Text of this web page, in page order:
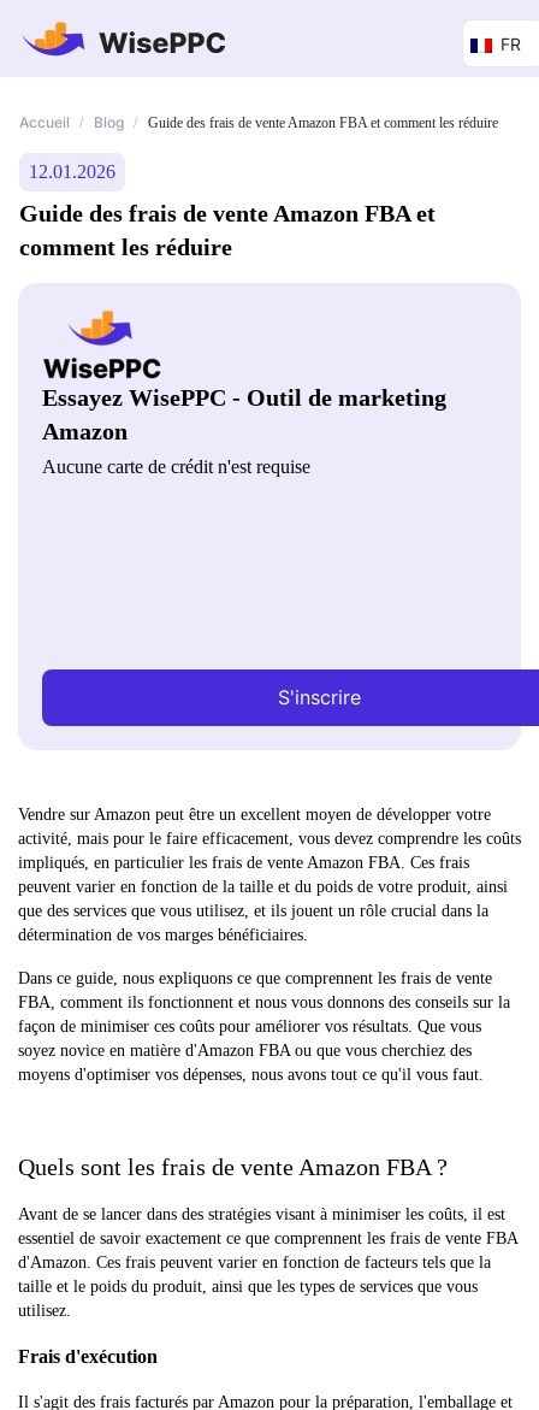
FR
Accueil / Blog / Guide des frais de vente Amazon FBA et comment les réduire
12.01.2026
Guide des frais de vente Amazon FBA et
comment les réduire
Essayez WisePPC - Outil de marketing
Amazon
Aucune carte de crédit n'est requise
S'inscrire
Vendre sur Amazon peut être un excellent moyen de développer votre
activité, mais pour le faire efficacement, vous devez comprendre les coûts
impliqués, en particulier les frais de vente Amazon FBA. Ces frais
peuvent varier en fonction de la taille et du poids de votre produit, ainsi
que des services que vous utilisez, et ils jouent un rôle crucial dans la
détermination de vos marges bénéficiaires.
Dans ce guide, nous expliquons ce que comprennent les frais de vente
FBA, comment ils fonctionnent et nous vous donnons des conseils sur la
façon de minimiser ces coûts pour améliorer vos résultats. Que vous
soyez novice en matière d'Amazon FBA ou que vous cherchiez des
moyens d'optimiser vos dépenses, nous avons tout ce qu'il vous faut.
Quels sont les frais de vente Amazon FBA ?
Avant de se lancer dans des stratégies visant à minimiser les coûts, il est
essentiel de savoir exactement ce que comprennent les frais de vente FBA
d'Amazon. Ces frais peuvent varier en fonction de facteurs tels que la
taille et le poids du produit, ainsi que les types de services que vous
utilisez.
Frais d'exécution
Il s'agit des frais facturés par Amazon pour la préparation, l'emballage et